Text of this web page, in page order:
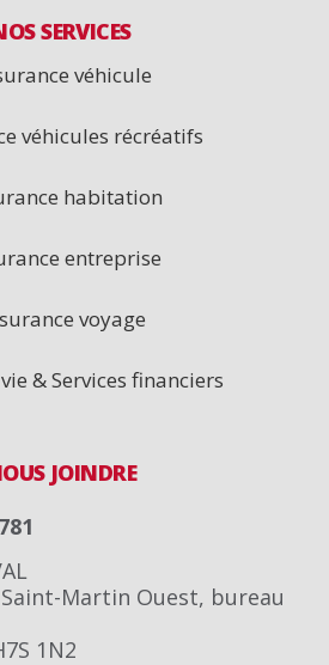
SERVICES
véhicule
véhicules récréatifs
habitation
entreprise
voyage
& Services financiers
JOINDRE
Martin Ouest, bureau
1N2